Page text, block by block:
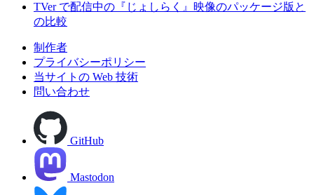
TVer で配信中の『じょしらく』映像のパッケージ版と
の比較
制作者
プライバシーポリシー
当サイトの Web 技術
問い合わせ
GitHub
Mastodon